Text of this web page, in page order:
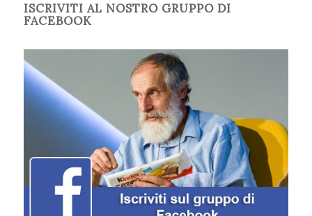
ISCRIVITI AL NOSTRO GRUPPO DI
FACEBOOK